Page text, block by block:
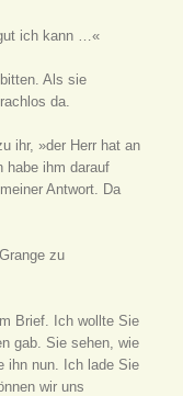
ich kann …«
Als sie
da.
ihr, »der Herr hat an
habe ihm darauf
Antwort. Da
zu
Brief. Ich wollte Sie
gab. Sie sehen, wie
ihn nun. Ich lade Sie
wir uns